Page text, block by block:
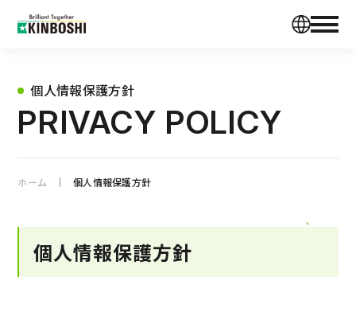
個人情報保護方針
PRIVACY POLICY
ホーム 個人情報保護方針
個人情報保護方針